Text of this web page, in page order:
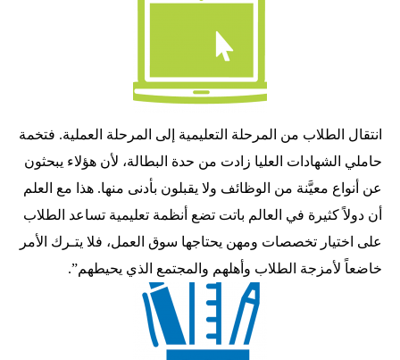
انتقال الطلاب من المرحلة التعليمية إلى المرحلة العملية. فتخمة
حاملي الشهادات العليا زادت من حدة البطالة، لأن هؤلاء يبحثون
عن أنواع معيَّنة من الوظائف ولا يقبلون بأدنى منها. هذا مع العلم
أن دولاً كثيرة في العالم باتت تضع أنظمة تعليمية تساعد الطلاب
على اختيار تخصصات ومهن يحتاجها سوق العمل، فلا يتـرك الأمر
خاضعاً لأمزجة الطلاب وأهلهم والمجتمع الذي يحيطهم”.